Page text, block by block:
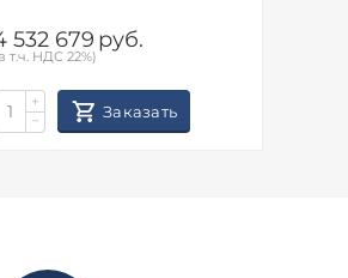
532 679 руб.
т.ч. НДС 22%)
+
−
Заказать